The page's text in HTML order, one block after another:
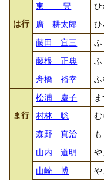
は行
東 豊
廣 耕太郎
藤田 宜三
藤根 正典
舟橋 裕幸
ま行
松浦 慶子
村林 聡
森野 真治
山内 道明
山崎 博